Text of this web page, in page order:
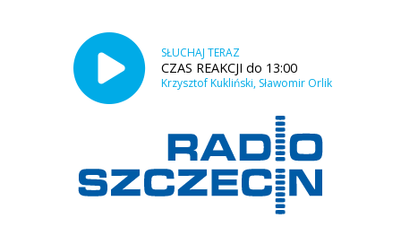
SŁUCHAJ TERAZ
CZAS REAKCJI do 13:00
Krzysztof Kukliński, Sławomir Orlik